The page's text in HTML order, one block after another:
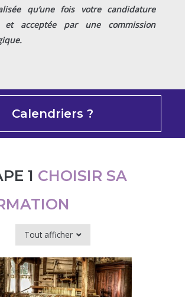
qu’une fois votre candidature
et acceptée par une commission
Calendriers ?
1 CHOISIR SA
Tout afficher